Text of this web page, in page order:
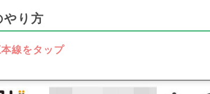
やり方
線をタップ